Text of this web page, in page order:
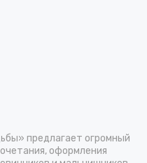
предлагает огромный
оформления